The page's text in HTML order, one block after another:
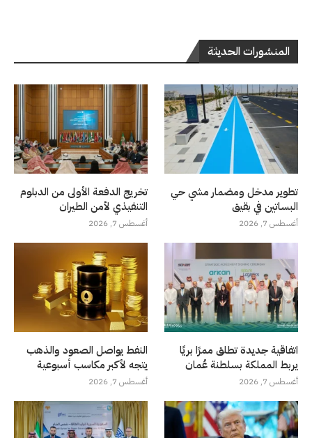
المنشورات الحديثة
تطوير مدخل ومضمار مشي حي
البساتين في بقيق
أغسطس 7, 2026
تخريج الدفعة الأولى من الدبلوم
التنفيذي لأمن الطيران
أغسطس 7, 2026
اتفاقية جديدة تطلق ممرًا بريًا
يربط المملكة بسلطنة عُمان
أغسطس 7, 2026
النفط يواصل الصعود والذهب
يتجه لأكبر مكاسب أسبوعية
أغسطس 7, 2026